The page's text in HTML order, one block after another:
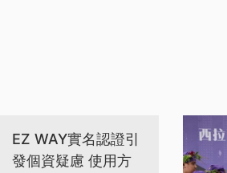
EZ WAY實名認證引
發個資疑慮 使用方